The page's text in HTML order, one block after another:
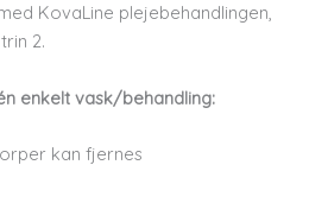
KovaLine plejebehandlingen,
2.
enkelt vask/behandling:
kan fjernes